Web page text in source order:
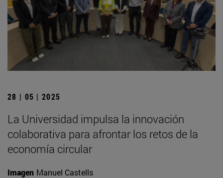
28 | 05 | 2025
La Universidad impulsa la innovación
colaborativa para afrontar los retos de la
economía circular
Imagen Manuel Castells